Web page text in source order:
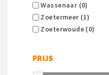
Wassenaar (0)
Zoetermeer (1)
Zoeterwoude (0)
PRIJS